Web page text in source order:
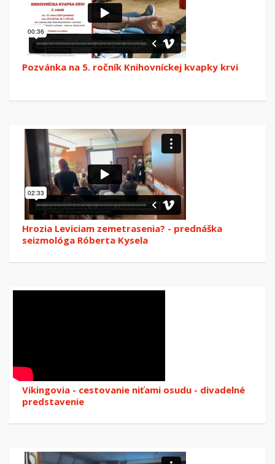
Pozvánka na 5. ročník Knihovníckej kvapky krvi
Hrozia Leviciam zemetrasenia? - prednáška
seizmológa Róberta Kysela
Vikingovia - cestovanie niťami osudu - divadelné
predstavenie